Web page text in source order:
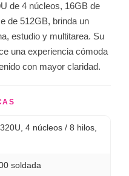
de 4 núcleos, 16GB de
de 512GB, brinda un
estudio y multitarea. Su
una experiencia cómoda
con mayor claridad.
4 núcleos / 8 hilos,
soldada